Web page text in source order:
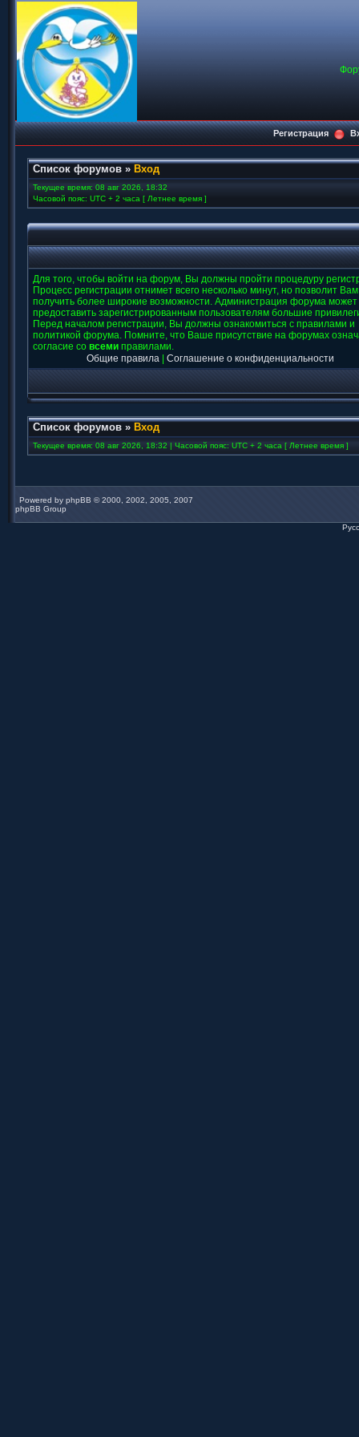
Регистрация
Список форумов » Вход
Текущее время: 08 авг 2026, 18:32
Часовой пояс: UTC + 2 часа [ Летнее время ]
Для того, чтобы войти на форум, Вы должны пройти процедуру
Процесс регистрации отнимет всего несколько минут, но позволит Вам
получить более широкие возможности. Администрация форума может
предоставить зарегистрированным пользователям большие
Перед началом регистрации, Вы должны ознакомиться с правилами и
политикой форума. Помните, что Ваше присутствие на форумах
согласие со всеми правилами.
Общие правила
Соглашение о конфиденциальности
Список форумов » Вход
Текущее время: 08 авг 2026, 18:32 | Часовой пояс: UTC + 2 часа [ Летнее время ]
Powered by phpBB © 2000, 2002, 2005, 2007
phpBB Group